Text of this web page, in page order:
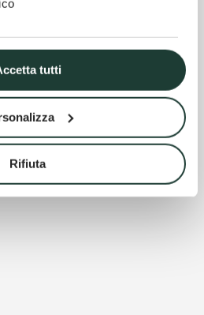
tutti
Rifiuta